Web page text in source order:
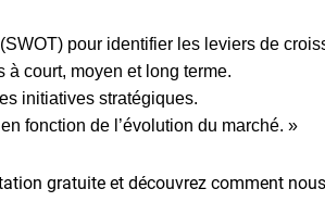
pour identifier les leviers de
à court, moyen et long terme.
initiatives stratégiques.
fonction de l’évolution du marché. »
gratuite et découvrez comment